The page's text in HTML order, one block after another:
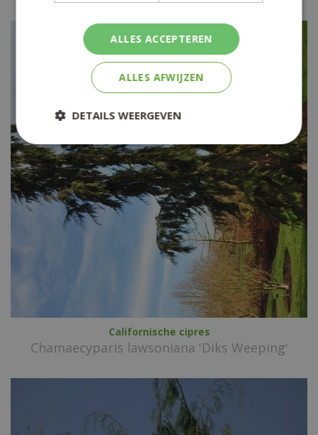
Californische cipres
Chamaecyparis lawsoniana 'Diks Weeping'
ALLES ACCEPTEREN
ALLES AFWIJZEN
DETAILS WEERGEVEN